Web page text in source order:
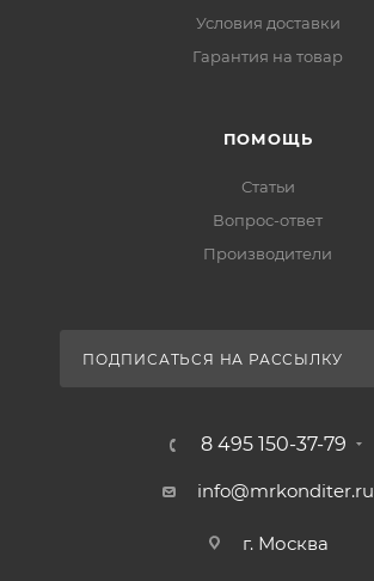
Условия доставки
Гарантия на товар
ПОМОЩЬ
Статьи
Вопрос-ответ
Производители
ПОДПИСАТЬСЯ НА РАССЫЛКУ
8 495 150-37-79
info@mrkonditer.ru
г. Москва